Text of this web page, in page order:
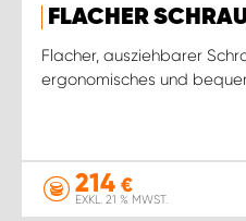
FLACHER
Flacher, ausziehbarer
ergonomisches und
214 €
EXKL. 21 % MWST.